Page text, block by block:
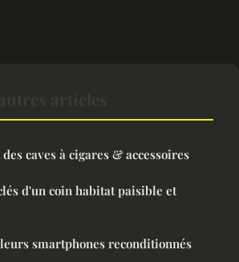
caves à cigares & accessoires
d'un coin habitat paisible et
smartphones reconditionnés